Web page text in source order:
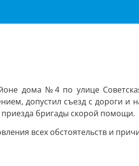
дома №4 по улице
допустил съезд с дороги и
приезда бригады скорой помощи.
всех обстоятельств и